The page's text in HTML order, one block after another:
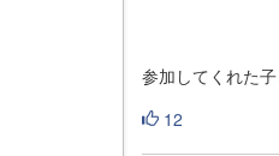
参加してくれた
12